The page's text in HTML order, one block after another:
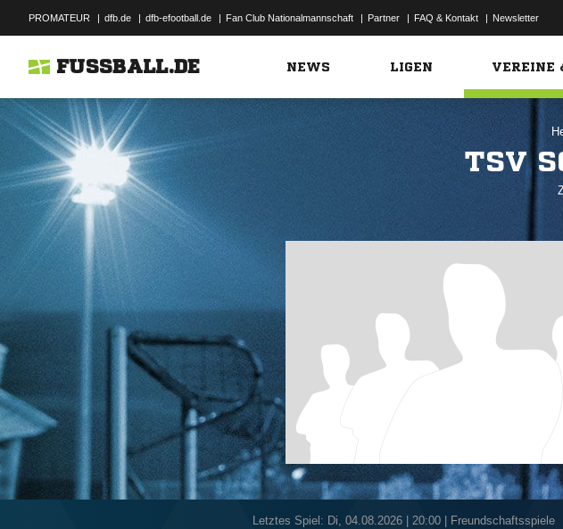
PROMATEUR | dfb.de | dfb-efootball.de | Fan Club Nationalmannschaft | Partner | FAQ & Kontakt | Newsletter
FUSSBALL.DE NEWS LIGEN VEREINE
TSV
Letztes Spiel: Di, 04.08.2026| 20:00 | Freundschaftsspiele